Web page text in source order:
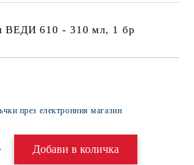
ВЕДИ 610 - 310 мл, 1 бр
през електронния магазин